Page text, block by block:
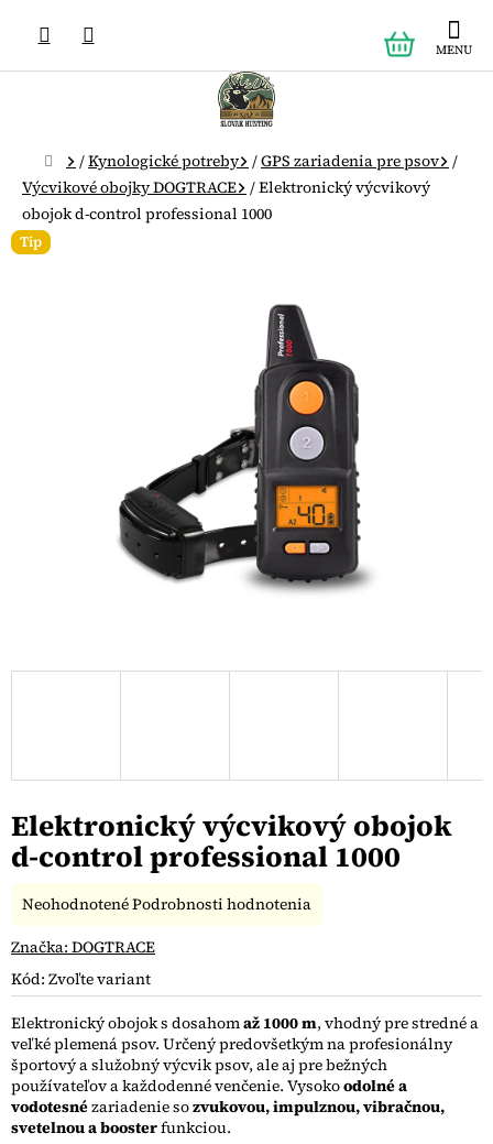
obsah
KOŠÍK
Domov
/Kynologické potreby /GPS zariadenia pre psov /
Výcvikové obojky DOGTRACE /Elektronický výcvikový
obojok d-control professional 1000
Tip
Elektronický výcvikový obojok
d-control professional 1000
Kód: Zvoľte variant
Elektronický obojok s dosahomaž 1000 m, vhodný pre stredné a
veľké plemená psov. Určený predovšetkým na profesionálny
športový a služobný výcvik psov, ale aj pre bežných
používateľov a každodenné venčenie. Vysokoodolné a
vodotesnézariadenie sozvukovou, impulznou, vibračnou,
svetelnou a boosterfunkciou.
Priemerné
produktu
0,0
5
hviezdičiek.
NeohodnotenéPodrobnosti hodnotenia
Značka: DOGTRACE